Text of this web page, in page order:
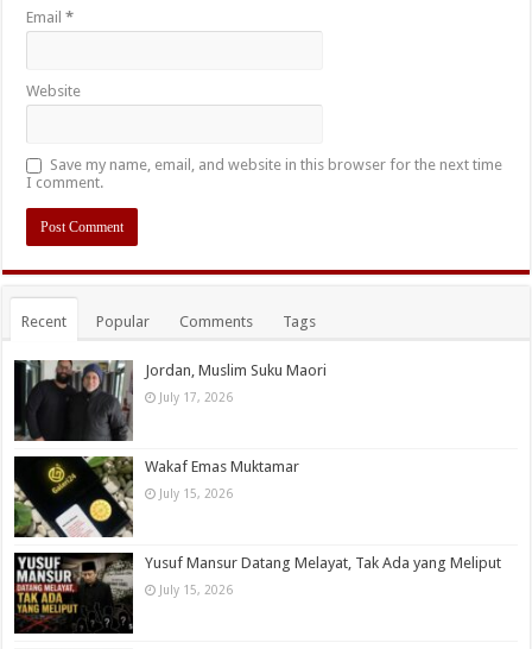
Email*
Website
Save my name, email, and website in this browser for the next time
I comment.
Recent Popular Comments Tags
Jordan, Muslim Suku Maori
July 17, 2026
Wakaf Emas Muktamar
July 15, 2026
Yusuf Mansur Datang Melayat, Tak Ada yang Meliput
July 15, 2026